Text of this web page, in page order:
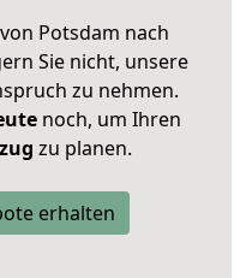
Potsdam nach
Sie nicht, unsere
zu nehmen.
noch, um Ihren
zu planen.
erhalten